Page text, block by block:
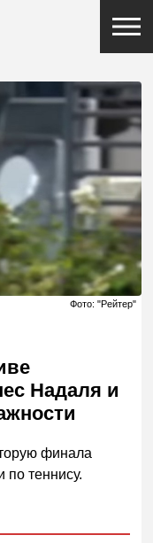
Фото: "Рейтер"
Надаля и
финала
по теннису.